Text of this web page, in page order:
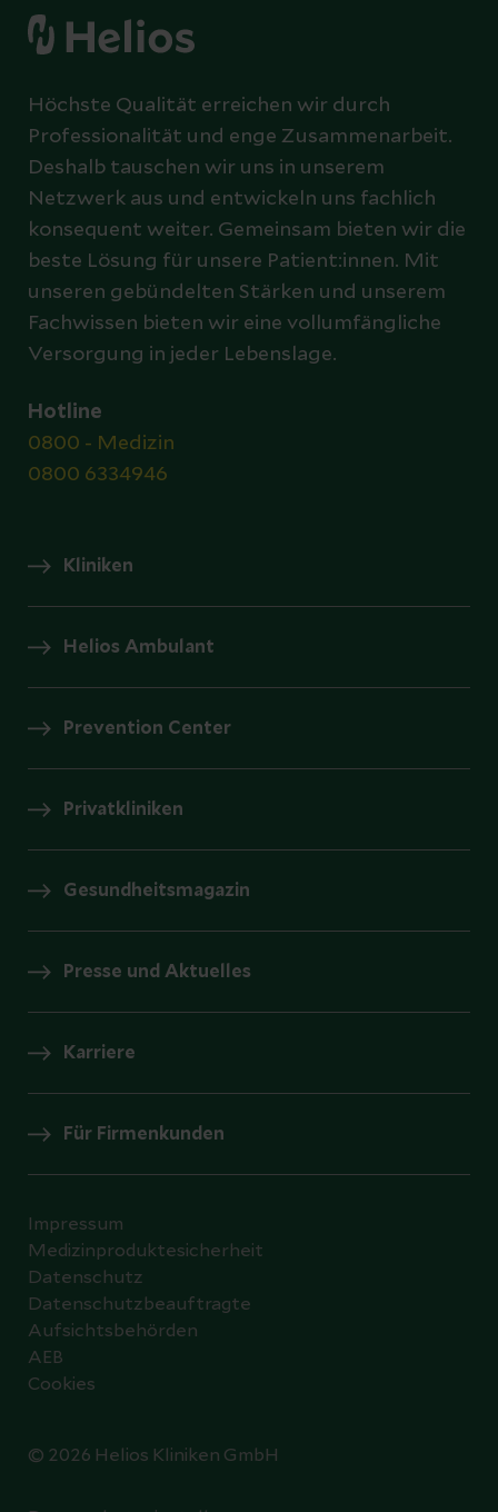
Höchste Qualität erreichen wir durch
Professionalität und enge Zusammenarbeit.
Deshalb tauschen wir uns in unserem
Netzwerk aus und entwickeln uns fachlich
konsequent weiter. Gemeinsam bieten wir die
beste Lösung für unsere Patient:innen. Mit
unseren gebündelten Stärken und unserem
Fachwissen bieten wir eine vollumfängliche
Versorgung in jeder Lebenslage.
Hotline
0800 - Medizin
0800 6334946
Kliniken
Helios Ambulant
Prevention Center
Privatkliniken
Gesundheitsmagazin
Presse und Aktuelles
Karriere
Für Firmenkunden
© 2026 Helios Kliniken GmbH
Impressum
Medizinproduktesicherheit
Datenschutz
Datenschutzbeauftragte
Aufsichtsbehörden
AEB
Cookies